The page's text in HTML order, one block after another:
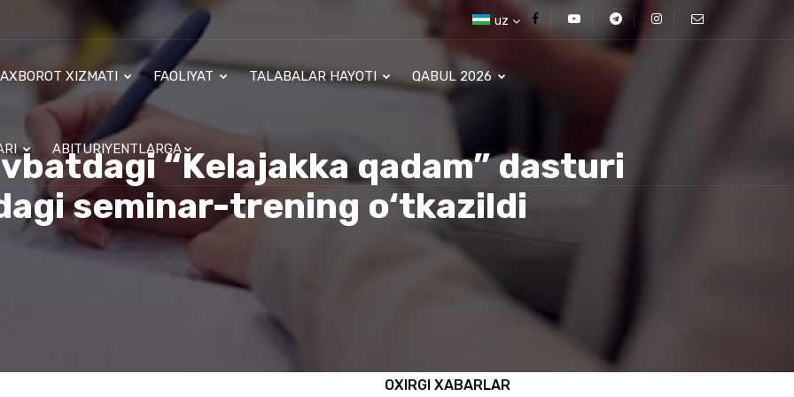
uz
AXBOROT XIZMATI FAOLIYAT TALABALAR HAYOTI QABUL 2026
ABITURIYENTLARGA“Kelajakka qadam” dasturi
seminar-trening o‘tkazildi
OXIRGI XABARLAR